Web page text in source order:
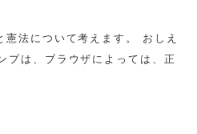
法について考えます。 おしえ
は、ブラウザによっては、正